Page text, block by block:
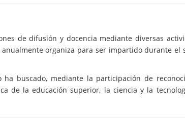
de difusión y docencia mediante diversas
organiza para ser impartido durante el
buscado, mediante la participación de
de la educación superior, la ciencia y la